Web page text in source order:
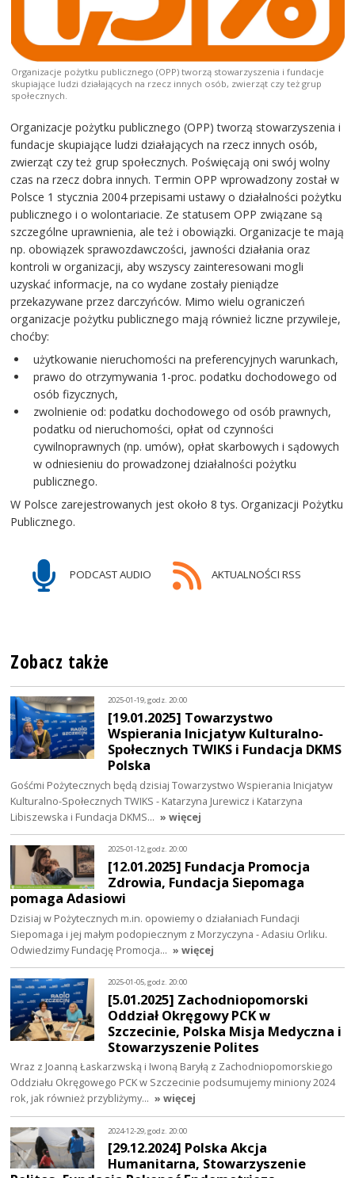
Organizacje pożytku publicznego (OPP) tworzą stowarzyszenia i fundacje
skupiające ludzi działających na rzecz innych osób, zwierząt czy też grup
społecznych.
Organizacje pożytku publicznego (OPP) tworzą stowarzyszenia i
fundacje skupiające ludzi działających na rzecz innych osób,
zwierząt czy też grup społecznych. Poświęcają oni swój wolny
czas na rzecz dobra innych. Termin OPP wprowadzony został w
Polsce 1 stycznia 2004 przepisami ustawy o działalności pożytku
publicznego i o wolontariacie. Ze statusem OPP związane są
szczególne uprawnienia, ale też i obowiązki. Organizacje te mają
np. obowiązek sprawozdawczości, jawności działania oraz
kontroli w organizacji, aby wszyscy zainteresowani mogli
uzyskać informacje, na co wydane zostały pieniądze
przekazywane przez darczyńców. Mimo wielu ograniczeń
organizacje pożytku publicznego mają również liczne przywileje,
choćby:
użytkowanie nieruchomości na preferencyjnych warunkach,
prawo do otrzymywania 1-proc. podatku dochodowego od
osób fizycznych,
zwolnienie od: podatku dochodowego od osób prawnych,
podatku od nieruchomości, opłat od czynności
cywilnoprawnych (np. umów), opłat skarbowych i sądowych
w odniesieniu do prowadzonej działalności pożytku
publicznego.
W Polsce zarejestrowanych jest około 8 tys. Organizacji Pożytku
Publicznego.
PODCAST AUDIO AKTUALNOŚCI RSS
Zobacz także
2025-01-19, godz. 20:00
[19.01.2025] Towarzystwo
Wspierania Inicjatyw Kulturalno-
Społecznych TWIKS i Fundacja DKMS
Polska
Gośćmi Pożytecznych będą dzisiaj Towarzystwo Wspierania Inicjatyw
Kulturalno-Społecznych TWIKS - Katarzyna Jurewicz i Katarzyna
Libiszewska i Fundacja DKMS… » więcej
2025-01-12, godz. 20:00
[12.01.2025] Fundacja Promocja
Zdrowia, Fundacja Siepomaga
pomaga Adasiowi
Dzisiaj w Pożytecznych m.in. opowiemy o działaniach Fundacji
Siepomaga i jej małym podopiecznym z Morzyczyna - Adasiu Orliku.
Odwiedzimy Fundację Promocja… » więcej
2025-01-05, godz. 20:00
[5.01.2025] Zachodniopomorski
Oddział Okręgowy PCK w
Szczecinie, Polska Misja Medyczna i
Stowarzyszenie Polites
Wraz z Joanną Łaskarzwską i Iwoną Baryłą z Zachodniopomorskiego
Oddziału Okręgowego PCK w Szczecinie podsumujemy miniony 2024
rok, jak również przybliżymy… » więcej
2024-12-29, godz. 20:00
[29.12.2024] Polska Akcja
Humanitarna, Stowarzyszenie